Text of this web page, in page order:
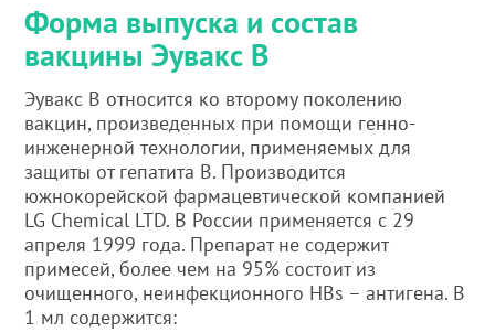
Форма выпуска и состав
вакцины Эувакс В
Эувакс В относится ко второму поколению
вакцин, произведенных при помощи генно-
инженерной технологии, применяемых для
защиты от гепатита В. Производится
южнокорейской фармацевтической компанией
LG Chemical LTD. В России применяется с 29
апреля 1999 года. Препарат не содержит
примесей, более чем на 95% состоит из
очищенного, неинфекционного HBs – антигена. В
1 мл содержится: